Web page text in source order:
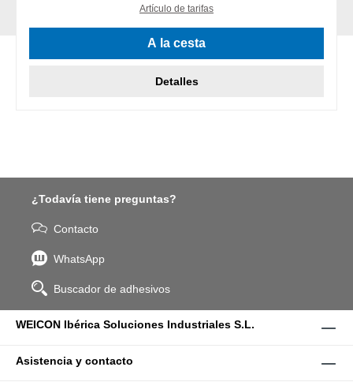
Artículo de tarifas
A la cesta
Detalles
¿Todavía tiene preguntas?
Contacto
WhatsApp
Buscador de adhesivos
WEICON Ibérica Soluciones Industriales S.L.
Asistencia y contacto